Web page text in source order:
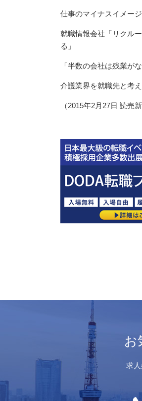
仕事のマイナスイメー
就職情報会社「リクル
る」
「半数の会社は残業が
介護業界を就職先と考
（2015年2月27日 読売
お
求